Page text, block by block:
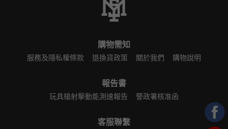
購物需知
服務及隱私權條款 退換貨政策 關於我們 購物說明
報告書
玩具槍射擊動能測速報告 警政署核准函
客服聯繫